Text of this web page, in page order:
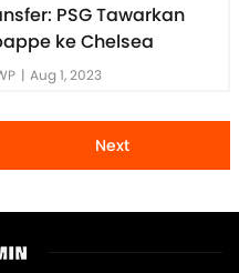
PSG Tawarkan
ke Chelsea
| Aug 1, 2023
Next